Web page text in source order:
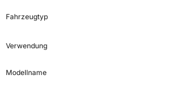
Fahrzeugtyp
Verwendung
Modellname